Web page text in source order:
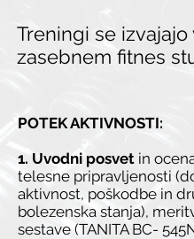
Treningi se izvajajo
zasebnem fitnes
POTEK AKTIVNOSTI:
1. Uvodni posvet in
telesne pripravljenosti
aktivnost, poškodbe in
bolezenska stanja),
sestave (TANITA BC-